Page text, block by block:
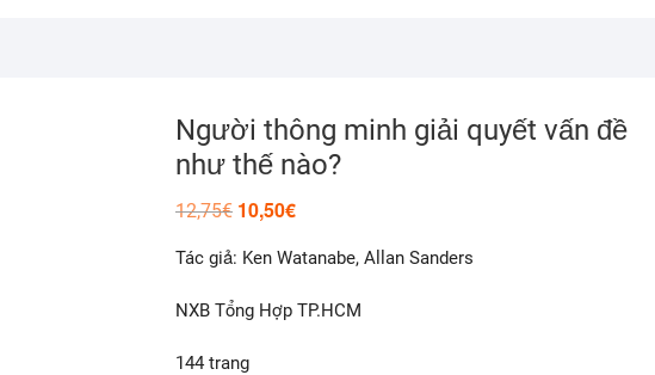
Người thông minh giải quyết vấn đề
như thế nào?
12,75€ Le
prix
était :
10,50€Le
est :
Tác giả: Ken Watanabe, Allan Sanders
NXB Tổng Hợp TP.HCM
144 trang